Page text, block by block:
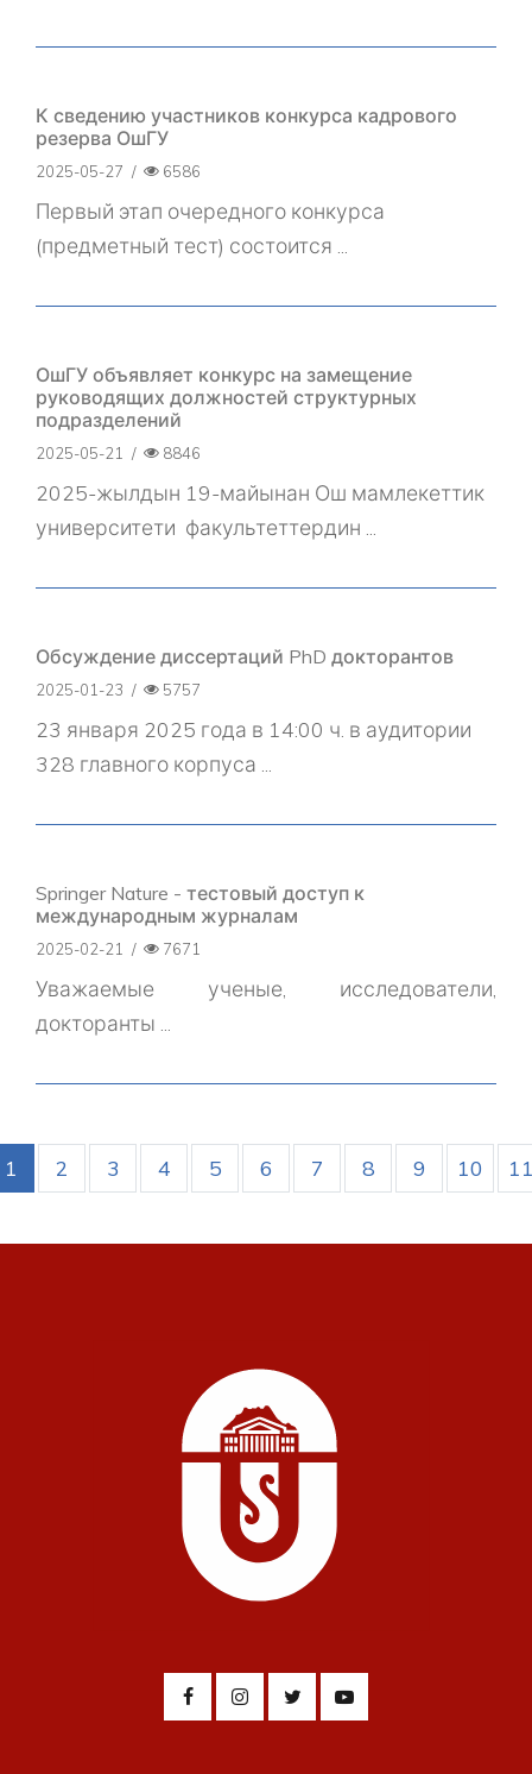
К сведению участников конкурса кадрового
резерва ОшГУ
2025-05-27 / 6586
Первый этап очередного конкурса
(предметный тест) состоится ...
ОшГУ объявляет конкурс на замещение
руководящих должностей структурных
подразделений
2025-05-21 / 8846
2025-жылдын 19-майынан Ош мамлекеттик
университети факультеттердин ...
Обсуждение диссертаций PhD докторантов
2025-01-23 / 5757
23 января 2025 года в 14:00 ч. в аудитории
328 главного корпуса ...
Springer Nature - тестовый доступ к
международным журналам
2025-02-21 / 7671
Уважаемые ученые, исследователи,
докторанты ...
1 2 3 4 5 6 7 8 9 10